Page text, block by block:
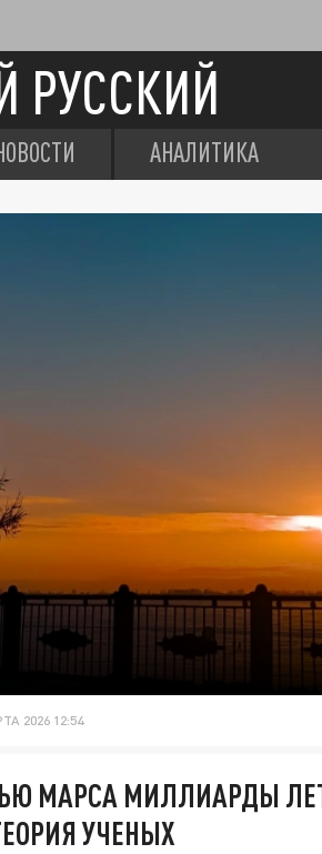
РУССКИЙ
АНАЛИТИКА
2026 12:54
МАРСА МИЛЛИАРДЫ
УЧЕНЫХ